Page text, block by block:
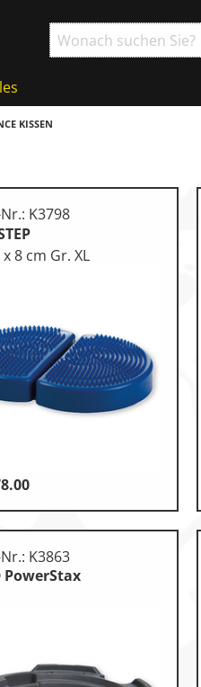
KISSEN
K3798
8 cm Gr. XL
K3863